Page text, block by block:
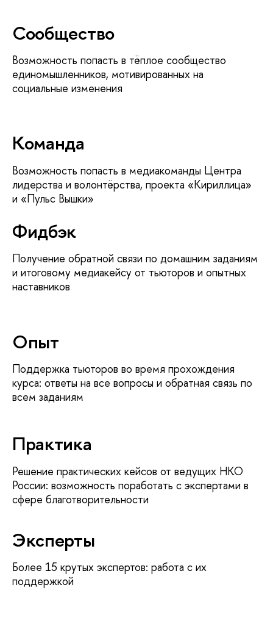
Сообщество
Возможность попасть в тёплое сообщество
единомышленников, мотивированных на
социальные изменения
Команда
Возможность попасть в медиакоманды Центра
лидерства и волонтёрства, проекта «Кириллица»
и «Пульс Вышки»
Фидбэк
Получение обратной связи по домашним заданиям
и итоговому медиакейсу от тьюторов и опытных
наставников
Опыт
Поддержка тьюторов во время прохождения
курса: ответы на все вопросы и обратная связь по
всем заданиям
Практика
Решение практических кейсов от ведущих НКО
России: возможность поработать с экспертами в
сфере благотворительности
Эксперты
Более 15 крутых экспертов: работа с их
поддержкой